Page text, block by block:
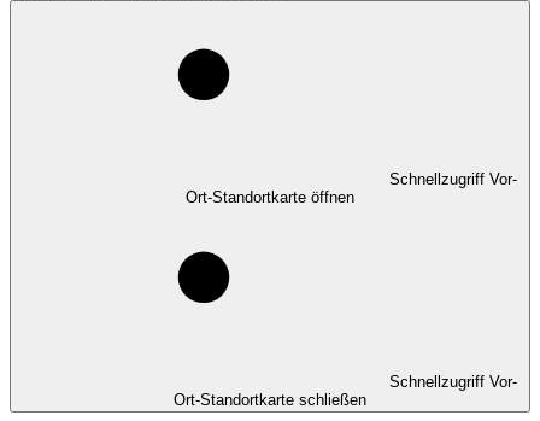
Schnellzugriff Vor-
Ort-Standortkarte öffnen
Schnellzugriff Vor-
Ort-Standortkarte schließen